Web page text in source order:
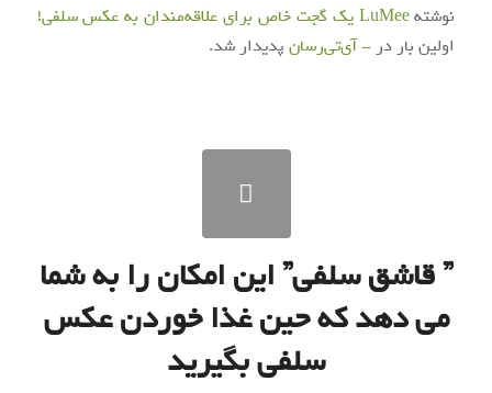
نوشتهLuMee یک گجت خاص برای علاقه‌مندان به عکس سلفی!
اولین بار در - آی‌تی‌رسانپدیدار شد.
” قاشق سلفی” این امکان را به شما
می دهد که حین غذا خوردن عکس
سلفی بگیرید